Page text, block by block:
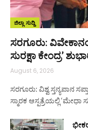
ಜಿಲ್ಲಾ ಸುದ್ದಿ
ಸರಗೂರು:
ಸುರಕ್ಷಾ ಕೇಂದ್ರ’
August 6, 2026
ಸರಗೂರು: ವಿಶ್ವ ಸ್ತನ್ಯಪಾನ
ಸ್ಮಾರಕ ಆಸ್ಪತ್ರೆಯಲ್ಲಿ ‘ಮೇಧಾ